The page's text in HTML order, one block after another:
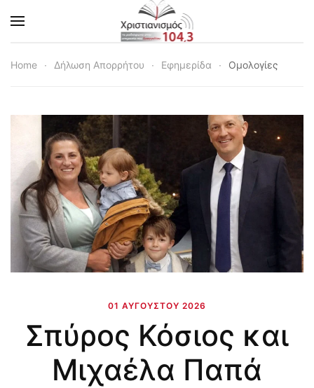
Skip to main content
Home Δήλωση Απορρήτου Εφημερίδα Ομολογίες
01 ΑΥΓΟΎΣΤΟΥ 2026
Σπύρος Κόσιος και
Μιχαέλα Παπά